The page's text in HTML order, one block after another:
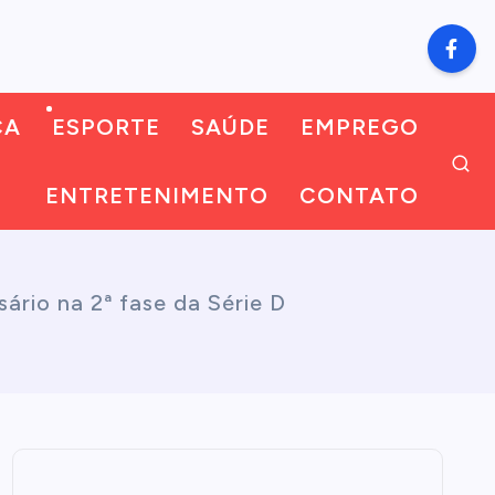
ESPORTE SAÚDE EMPREGO
ENTRETENIMENTO CONTATO
na 2ª fase da Série D